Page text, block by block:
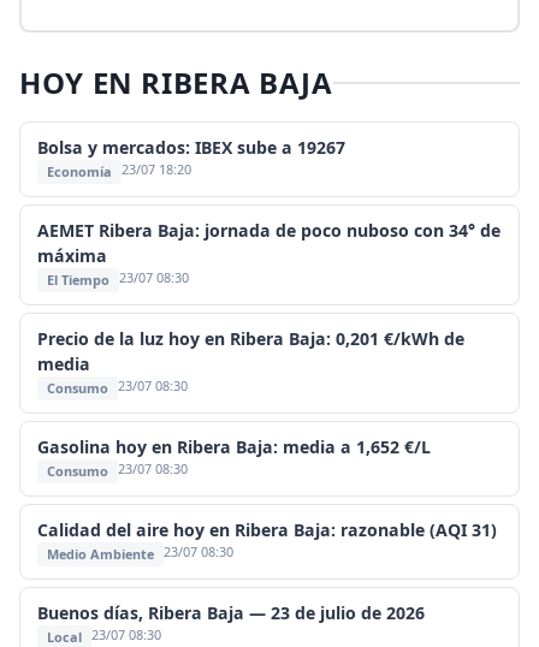
HOY EN RIBERA BAJA
Bolsa y mercados: IBEX sube a 19267
Economía 23/07 18:20
AEMET Ribera Baja: jornada de poco nuboso con 34° de
máxima
El Tiempo 23/07 08:30
Precio de la luz hoy en Ribera Baja: 0,201 €/kWh de
media
Consumo 23/07 08:30
Gasolina hoy en Ribera Baja: media a 1,652 €/L
Consumo 23/07 08:30
Calidad del aire hoy en Ribera Baja: razonable (AQI 31)
Medio Ambiente 23/07 08:30
Buenos días, Ribera Baja — 23 de julio de 2026
Local 23/07 08:30